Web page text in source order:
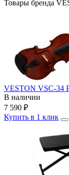
Товары бренда
VESTON VSC-34
В наличии
7 590 ₽
Купить в 1 клик